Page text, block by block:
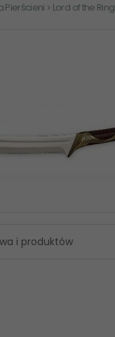
Pierścieni Lord of the
i produktów